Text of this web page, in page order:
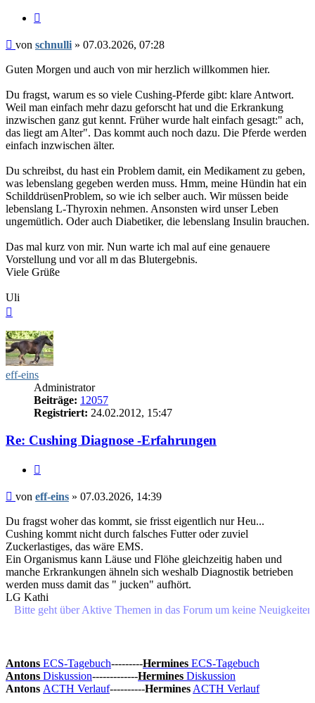
Beitrag
von schnulli » 07.03.2026, 07:28
Guten Morgen und auch von mir herzlich willkommen hier.
Du fragst, warum es so viele Cushing-Pferde gibt: klare Antwort.
Weil man einfach mehr dazu geforscht hat und die Erkrankung
inzwischen ganz gut kennt. Früher wurde halt einfach gesagt:" ach,
das liegt am Alter". Das kommt auch noch dazu. Die Pferde werden
einfach inzwischen älter.
Du schreibst, du hast ein Problem damit, ein Medikament zu geben,
was lebenslang gegeben werden muss. Hmm, meine Hündin hat ein
SchilddrüsenProblem, so wie ich selber auch. Wir müssen beide
lebenslang L-Thyroxin nehmen. Ansonsten wird unser Leben
ungemütlich. Oder auch Diabetiker, die lebenslang Insulin brauchen.
Das mal kurz von mir. Nun warte ich mal auf eine genauere
Vorstellung und vor all m das Blutergebnis.
Viele Grüße
Uli
eff-eins
Administrator
Beiträge: 12057
Registriert: 24.02.2012, 15:47
Re: Cushing Diagnose -Erfahrungen
Beitrag
von eff-eins » 07.03.2026, 14:39
Du fragst woher das kommt, sie frisst eigentlich nur Heu...
Cushing kommt nicht durch falsches Futter oder zuviel
Zuckerlastiges, das wäre EMS.
Ein Organismus kann Läuse und Flöhe gleichzeitig haben und
manche Erkrankungen ähneln sich weshalb Diagnostik betrieben
werden muss damit das " jucken" aufhört.
LG Kathi
geht über Aktive Themen in das Forum um keine Neuigkeiten oder
Antons ECS-Tagebuch---------Hermines ECS-Tagebuch
Antons Diskussion-------------Hermines Diskussion
Antons ACTH Verlauf----------Hermines ACTH Verlauf